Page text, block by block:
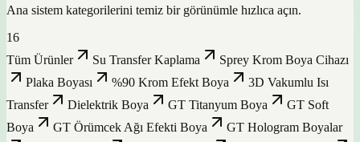
Ana sistem kategorilerini temiz bir görünümle hızlıca açın.
16
Tüm Ürünler
Su Transfer Kaplama
Sprey Krom Boya Cihazı
Plaka Boyası
%90 Krom Efekt Boya
3D Vakumlu Isı
Transfer
Dielektrik Boya GT Titanyum Boya
GT Soft
Boya
GT Örümcek Ağı Efekti Boya
GT Hologram Boyalar